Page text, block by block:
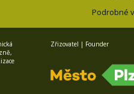
Podrobné
Zřizovatel | Founder